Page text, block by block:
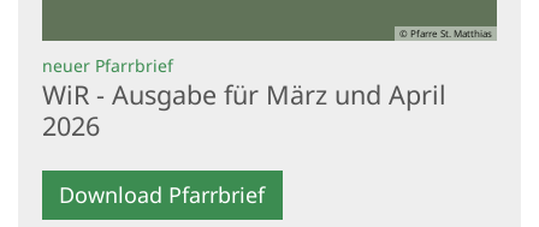
© Pfarre St. Matthias
neuer Pfarrbrief:
WiR - Ausgabe für März und April
2026
Download Pfarrbrief